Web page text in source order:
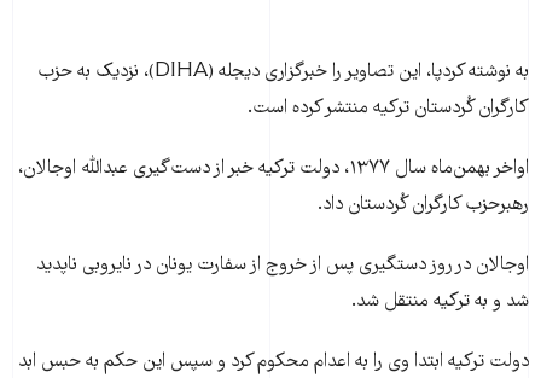
به نوشته کردپا، این تصاویر را خبرگزاری دیجله (DIHA)، نزدیک به حزب
کارگران کُردستان ترکیه منتشر کرده است.
اواخر بهمن‌ماه سال ۱۳۷۷، دولت ترکیه خبر از دست‌گیری عبدالله اوجالان،
رهبرحزب کارگران کُردستان داد.
اوجالان در روز دستگیری پس از خروج از سفارت یونان در نایروبی ناپدید
شد و به ترکیه منتقل شد.
دولت ترکیه ابتدا وی را به اعدام محکوم کرد و سپس این حکم به حبس ابد